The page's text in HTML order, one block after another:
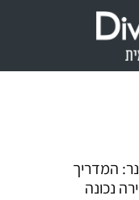
המדריך
נכונה